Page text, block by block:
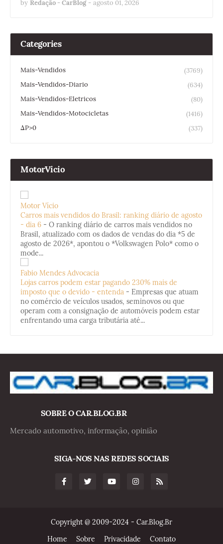
by Redação - CarBlog - agosto 01, 2026
Categories
Mais-Vendidos
(3769)
Mais-Vendidos-Diario
(634)
Mais-Vendidos-Eletricos
(80)
Mais-Vendidos-Motocicletas
(1416)
ΔP>0
(337)
MotorVicio
Motor Vício
Carros mais vendidos do Brasil: ranking diário de agosto
- dia 6 - O ranking diário de carros mais vendidos no
Brasil, atualizado com os dados de vendas do dia *5 de
agosto de 2026*, apontou o *Volkswagen Polo* como o
mode...
Fabio Mendes Advocacia
Lojas carros podem estar pagando 230% mais de
imposto que o devido - entenda - Empresas que atuam
no comércio de veículos usados, seminovos ou que
operam com a consignação de automóveis podem estar
enfrentando uma carga tributária até...
SOBRE O CAR.BLOG.BR
Mercado automotivo, informação, opinião
SIGA-NOS NAS REDES SOCIAIS
Copyright @ 2009-2024 - Car.Blog.Br
Home
Sobre Privacidade Contato